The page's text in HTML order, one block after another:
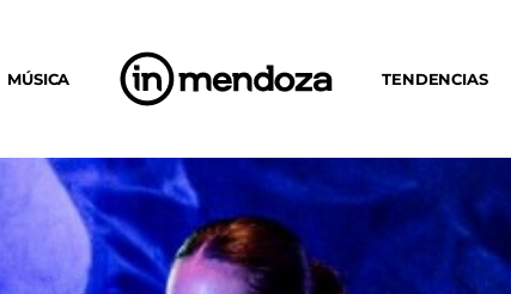
MÚSICA TENDENCIAS